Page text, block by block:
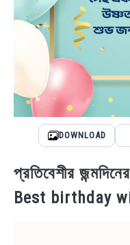
DOWNLOAD
প্রতিবেশীর
Best birthday